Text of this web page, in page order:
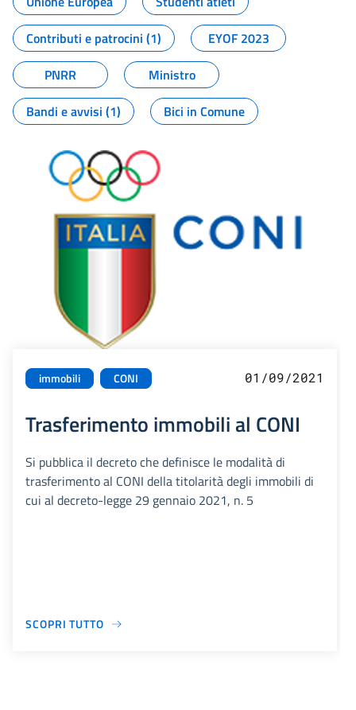
Contributi e patrocini (1)
EYOF 2023
PNRR
Ministro
Bandi e avvisi (1)
Bici in Comune
immobili CONI 01/09/2021
Trasferimento immobili al CONI
Si pubblica il decreto che definisce le modalità di
trasferimento al CONI della titolarità degli immobili di
cui al decreto-legge 29 gennaio 2021, n. 5
SCOPRI TUTTO